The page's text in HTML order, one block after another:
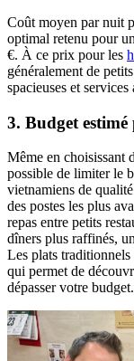
Coût moyen par nuit
optimal retenu pour
€. À ce prix pour les
généralement de
spacieuses et
3. Budget estimé
Même en choisissant
possible de limiter le
vietnamiens de
des postes les plus
repas entre petits
dîners plus raffinés, un
Les plats traditionnels
qui permet de
dépasser votre budget.